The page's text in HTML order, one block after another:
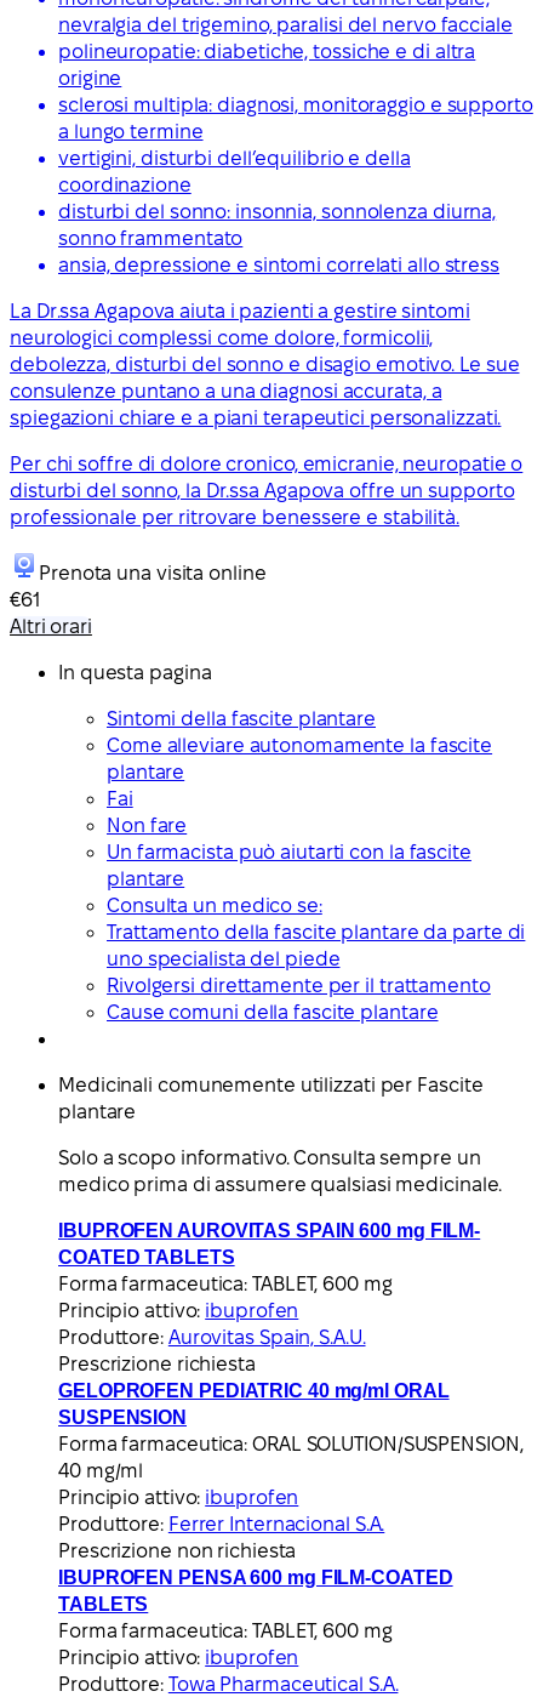
nevralgia del trigemino, paralisi del nervo facciale
polineuropatie: diabetiche, tossiche e di altra
origine
sclerosi multipla: diagnosi, monitoraggio e supporto
a lungo termine
vertigini, disturbi dell’equilibrio e della
coordinazione
disturbi del sonno: insonnia, sonnolenza diurna,
sonno frammentato
ansia, depressione e sintomi correlati allo stress
La Dr.ssa Agapova aiuta i pazienti a gestire sintomi
neurologici complessi come dolore, formicolii,
debolezza, disturbi del sonno e disagio emotivo. Le sue
consulenze puntano a una diagnosi accurata, a
spiegazioni chiare e a piani terapeutici personalizzati.
Per chi soffre di dolore cronico, emicranie, neuropatie o
disturbi del sonno, la Dr.ssa Agapova offre un supporto
professionale per ritrovare benessere e stabilità.
Prenota una visita online
€61
Altri orari
In questa pagina
Sintomi della fascite plantare
Come alleviare autonomamente la fascite
plantare
Fai
Non fare
Un farmacista può aiutarti con la fascite
plantare
Consulta un medico se:
Trattamento della fascite plantare da parte di
uno specialista del piede
Rivolgersi direttamente per il trattamento
Cause comuni della fascite plantare
Medicinali comunemente utilizzati per Fascite
plantare
Solo a scopo informativo. Consulta sempre un
medico prima di assumere qualsiasi medicinale.
IBUPROFEN AUROVITAS SPAIN 600 mg FILM-
COATED TABLETS
Forma farmaceutica: TABLET, 600 mg
Principio attivo: ibuprofen
Produttore: Aurovitas Spain, S.A.U.
Prescrizione richiesta
GELOPROFEN PEDIATRIC 40 mg/ml ORAL
SUSPENSION
Forma farmaceutica: ORAL SOLUTION/SUSPENSION,
40 mg/ml
Principio attivo: ibuprofen
Produttore: Ferrer Internacional S.A.
Prescrizione non richiesta
IBUPROFEN PENSA 600 mg FILM-COATED
TABLETS
Forma farmaceutica: TABLET, 600 mg
Principio attivo: ibuprofen
Produttore: Towa Pharmaceutical S.A.